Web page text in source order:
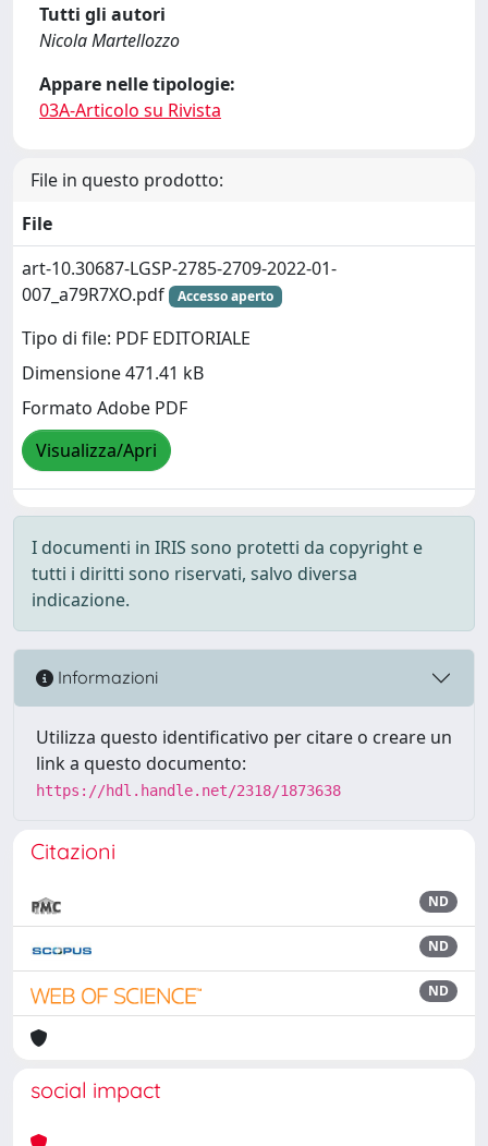
Tutti gli autori
Nicola Martellozzo
Appare nelle tipologie:
03A-Articolo su Rivista
File in questo prodotto:
File
art-10.30687-LGSP-2785-2709-2022-01-
007_a79R7XO.pdf
Accesso aperto
Tipo di file: PDF EDITORIALE
Dimensione 471.41 kB
Formato Adobe PDF
Visualizza/Apri
I documenti in IRIS sono protetti da copyright e
tutti i diritti sono riservati, salvo diversa
indicazione.
Informazioni
Utilizza questo identificativo per citare o creare un
link a questo documento:
https://hdl.handle.net/2318/1873638
Citazioni
ND
ND
ND
social impact